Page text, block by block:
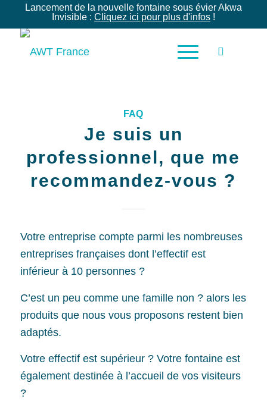
Lancement de la nouvelle fontaine sous évier Akwa
Invisible : Cliquez ici pour plus d'infos!
FAQ
Je suis un
professionnel, que me
recommandez-vous ?
Votre entreprise compte parmi les nombreuses
entreprises françaises dont l’effectif est
inférieur à 10 personnes ?
C’est un peu comme une famille non ? alors les
produits que nous vous proposons restent bien
adaptés.
Votre effectif est supérieur ? Votre fontaine est
également destinée à l’accueil de vos visiteurs
?